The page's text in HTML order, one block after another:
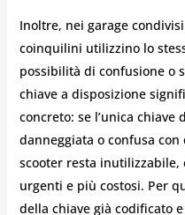
Inoltre, nei garage
coinquilini utilizzino lo
possibilità di confusione o
chiave a disposizione
concreto: se l’unica chiave
danneggiata o confusa
scooter resta
urgenti e più costosi. Per
della chiave già codificato